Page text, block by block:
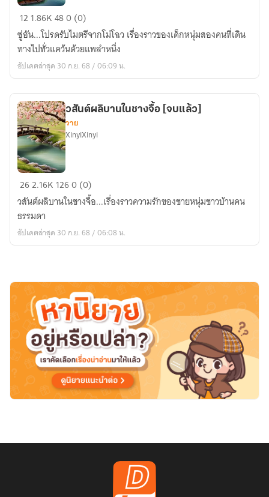
ซู่
อัน...โปรด
รับ
ไมตรี
จาก
โฉว
[จบ
แล้ว]
12 1.86K480 (0)
ซู่อัน...โปรดรับไมตรีจากโม่โฉว เรื่องราวของเด็กหนุ่มสองคนที่เดิน
ทางไปทั่วแคว้นด้วยแพลำหนึ่ง
อัปเดตล่าสุด 30 ก.ย. 68 / 06:09 น.
วสันต์
ผลิ
บาน
ใน
ชางจื้อ
วสันต์ผลิบานในชางจื้อ [จบแล้ว]
วาย
XinyiXinyi
262.16K 1260 (0)
วสันต์ผลิบานในชางจื้อ...เรื่องราวความรักของชายหนุ่มชาวบ้านคน
ธรรมดา
อัปเดตล่าสุด 30 ก.ย. 68 / 06:08 น.